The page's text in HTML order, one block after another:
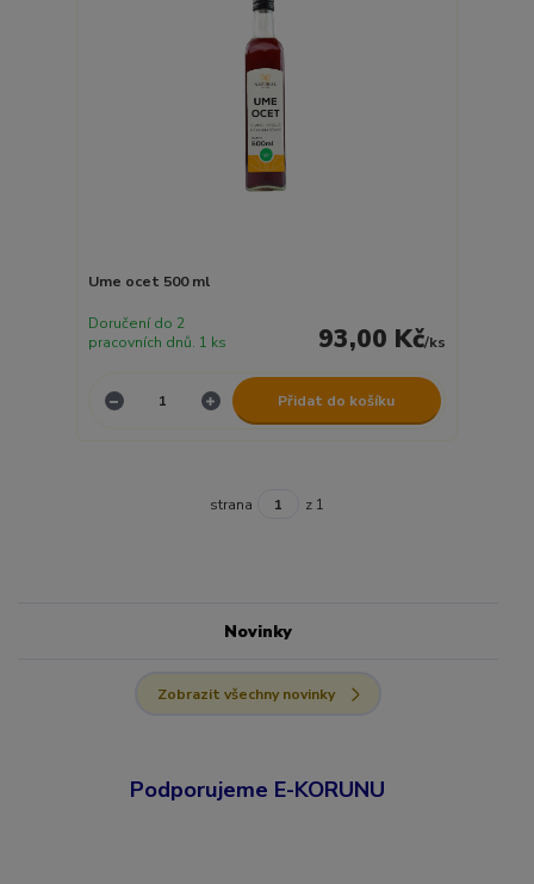
Ume ocet 500 ml
93,00 Kč/ks
Doručení do 2
pracovních dnů. 1 ks
Přidat do košíku
strana z 1
Novinky
Zobrazit všechny novinky
Podporujeme E-KORUNU